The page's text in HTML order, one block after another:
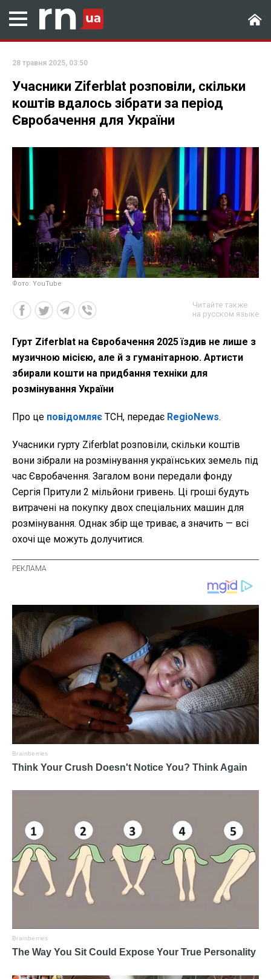
28 травня 2025, 03:50
Учасники Ziferblat розповіли, скільки
коштів вдалось зібрати за період
Євробачення для України
Фото: YouTube
Читайте также
на русском языке
Гурт Ziferblat на Євробачення 2025 їздив не лише з
музичною місією, але й з гуманітарною. Артисти
збирали кошти на придбання техніки для
розмінування України
Про це повідомляє ТСН, передає RegioNews.
Учасники гурту Ziferblat розповіли, скільки коштів
вони зібрали на розмінування українських земель під
час Євробачення. Загалом вони передали фонду
Сергія Притули 2 мільйони гривень. Ці гроші будуть
витрачені на покупку двох спеціальних машин для
розмінування. Однак збір ще триває, а значить — всі
охочі ще можуть долучитися.